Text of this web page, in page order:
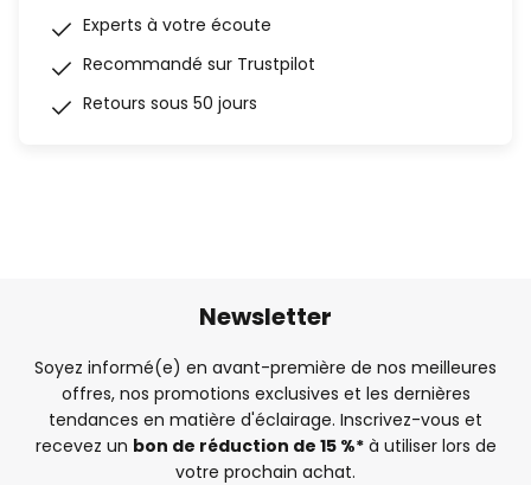
Experts à votre écoute
Recommandé sur Trustpilot
Retours sous 50 jours
Newsletter
Soyez informé(e) en avant-première de nos meilleures
offres, nos promotions exclusives et les dernières
tendances en matière d'éclairage. Inscrivez-vous et
recevez un bon de réduction de 15 %*à utiliser lors de
votre prochain achat.